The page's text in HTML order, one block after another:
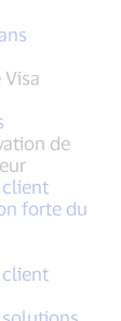
de
forte du